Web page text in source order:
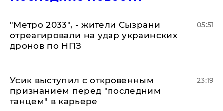
"Метро 2033", - жители Сызрани
отреагировали на удар украинских
дронов по НПЗ
05:51
Усик выступил с откровенным
признанием перед "последним
танцем" в карьере
23:19